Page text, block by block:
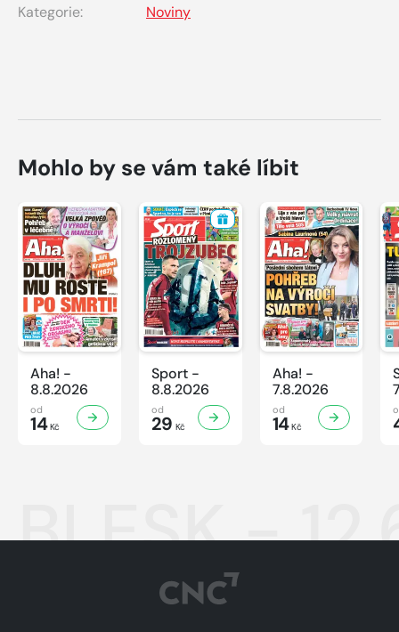
Kategorie:
Noviny
Mohlo by se vám také líbit
Aha! -
8.8.2026
od
14Kč
Sport -
8.8.2026
od
29 Kč
Aha! -
7.8.2026
od
14Kč
BLESK -